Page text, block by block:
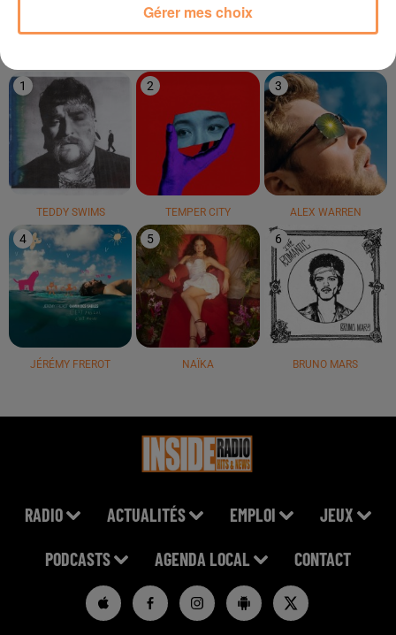
LE TOP
1
TEDDY SWIMS
2
TEMPER CITY
3
ALEX WARREN
4
JÉRÉMY FREROT
5
NAÏKA
6
BRUNO MARS
RADIO ACTUALITÉS EMPLOI JEUX
PODCASTS AGENDA LOCAL CONTACT
Gérer mes choix